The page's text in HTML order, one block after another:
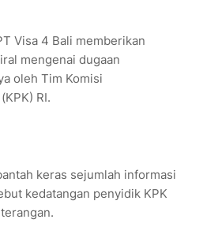
Visa 4 Bali memberikan
mengenai dugaan
oleh Tim Komisi
RI.
keras sejumlah informasi
kedatangan penyidik KPK